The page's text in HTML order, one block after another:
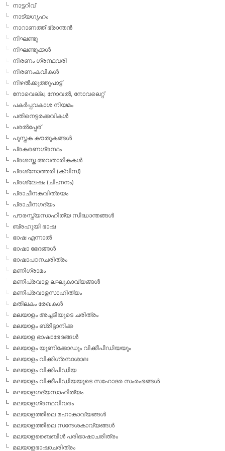
നാട്ടറിവ്
നാട്യഗൃഹം
നാറാണത്ത് ഭ്രാന്തന്‍
നിഘണ്ടു
നിഘണ്ടുക്കള്‍
നിരണം ഗ്രന്ഥവരി
നിരണംകവികള്‍
നിഴല്‍ക്കുത്തുപാട്ട്
നോവെല്ല, നോവല്‍, നോവലെറ്റ്
പകര്‍പ്പവകാശ നിയമം
പതിനെട്ടരക്കവികള്‍
പരല്‍പ്പേര്
പുസ്തക കൗതുകങ്ങള്‍
പ്രകരണഗ്രന്ഥം
പ്രശസ്ത അവതാരികകള്‍
പ്രശ്‌നോത്തരി (ക്വിസ്)
പ്രശ്ലേഷം (ചിഹ്നനം)
പ്രാചീനകവിത്രയം
പ്രാചീനഗദ്യം
പൗരസ്ത്യസാഹിത്യ സിദ്ധാന്തങ്ങള്‍
ബ്രഹൂയി ഭാഷ
ഭാഷ എന്നാല്‍
ഭാഷാ ഭേദങ്ങള്‍
ഭാഷാപഠനചരിത്രം
മണിഗ്രാമം
മണിപ്രവാള ലഘുകാവ്യങ്ങള്‍
മണിപ്രവാളസാഹിത്യം
മതിലകം രേഖകള്‍
മലയാളം അച്ചടിയുടെ ചരിത്രം
മലയാളം ബ്രിട്ടാനിക്ക
മലയാള ഭാഷാഭേദങ്ങള്‍
മലയാളം യൂണിക്കോഡും വിക്കീപീഡിയയും
മലയാളം വിക്കിഗ്രന്ഥശാല
മലയാളം വിക്കിപീഡിയ
മലയാളം വിക്കീപീഡിയയുടെ സഹോദര സംരംഭങ്ങള്‍
മലയാളഗദ്യസാഹിത്യം
മലയാളഗ്രന്ഥവിവരം
മലയാളത്തിലെ മഹാകാവ്യങ്ങള്‍
മലയാളത്തിലെ സന്ദേശകാവ്യങ്ങള്‍
മലയാളബൈബിള്‍ പരിഭാഷാചരിത്രം
മലയാളഭാഷാചരിത്രം